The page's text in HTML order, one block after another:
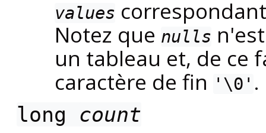
values
Notez que nulls
un tableau et, de ce
caractère de fin '\0' .
long count